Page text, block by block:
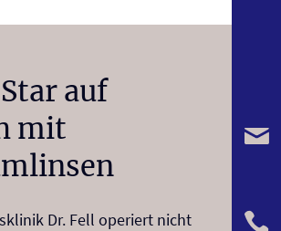
auf
mit
Dr. Fell operiert nicht